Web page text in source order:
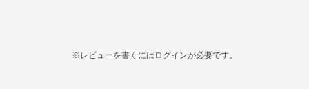
※レビューを書くには ログインが必要です。